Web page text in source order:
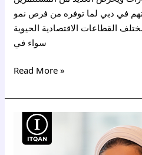
في دبي لما توفره من فرص نمو
القطاعات الاقتصادية الحيوية
سواء في
Read More »
مميزات
تأسيس
شركة